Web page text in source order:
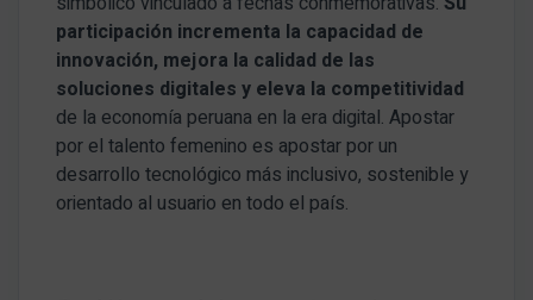
participación incrementa la capacidad de
innovación, mejora la calidad de las
soluciones digitales y eleva la competitividad
de la economía peruana en la era digital. Apostar
por el talento femenino es apostar por un
desarrollo tecnológico más inclusivo, sostenible y
orientado al usuario en todo el país.